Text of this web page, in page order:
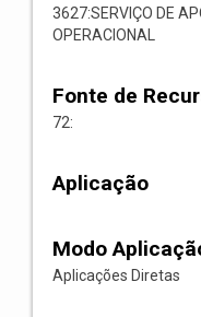
3627:SERVIÇO DE
OPERACIONAL
Fonte de
72:
Aplicação
Modo
Aplicações Diretas